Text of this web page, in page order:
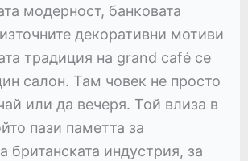
модерност, банковата
декоративни мотиви
традиция на grand café се
салон. Там човек не просто
или да вечеря. Той влиза в
пази паметта за
британската индустрия, за